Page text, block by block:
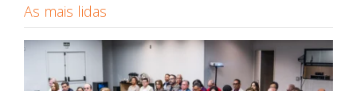
As mais lidas